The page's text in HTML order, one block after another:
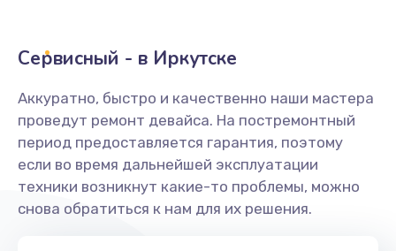
Замена переходников
1000 руб.
Заказать
Замена уплотнительных колец
2000 руб.
Сервисный - в Иркутске
Аккуратно, быстро и качественно наши мастера
проведут ремонт девайса. На постремонтный
период предоставляется гарантия, поэтому
если во время дальнейшей эксплуатации
техники возникнут какие-то проблемы, можно
снова обратиться к нам для их решения.